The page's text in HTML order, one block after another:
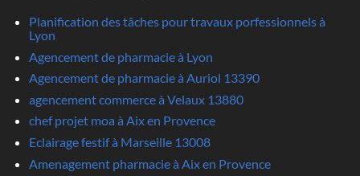
Planification des tâches pour travaux porfessionnels à
Lyon
Agencement de pharmacie à Lyon
Agencement de pharmacie à Auriol 13390
agencement commerce à Velaux 13880
chef projet moa à Aix en Provence
Eclairage festif à Marseille 13008
Amenagement pharmacie à Aix en Provence